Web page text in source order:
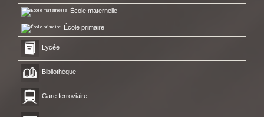
École maternelle
École primaire
Lycée
Bibliothèque
Gare ferroviaire